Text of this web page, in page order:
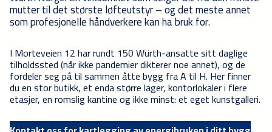
mutter til det største løfteutstyr – og det meste annet
som profesjonelle håndverkere kan ha bruk for.
I Morteveien 12 har rundt 150 Würth-ansatte sitt daglige
tilholdssted (når ikke pandemier dikterer noe annet), og de
fordeler seg på til sammen åtte bygg fra A til H. Her finner
du en stor butikk, et enda større lager, kontorlokaler i flere
etasjer, en romslig kantine og ikke minst: et eget kunstgalleri.